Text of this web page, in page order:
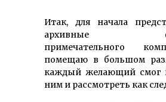
Итак, для начала
архивные
примечательного
помещаю в большом
каждый желающий смог
ним и рассмотреть как